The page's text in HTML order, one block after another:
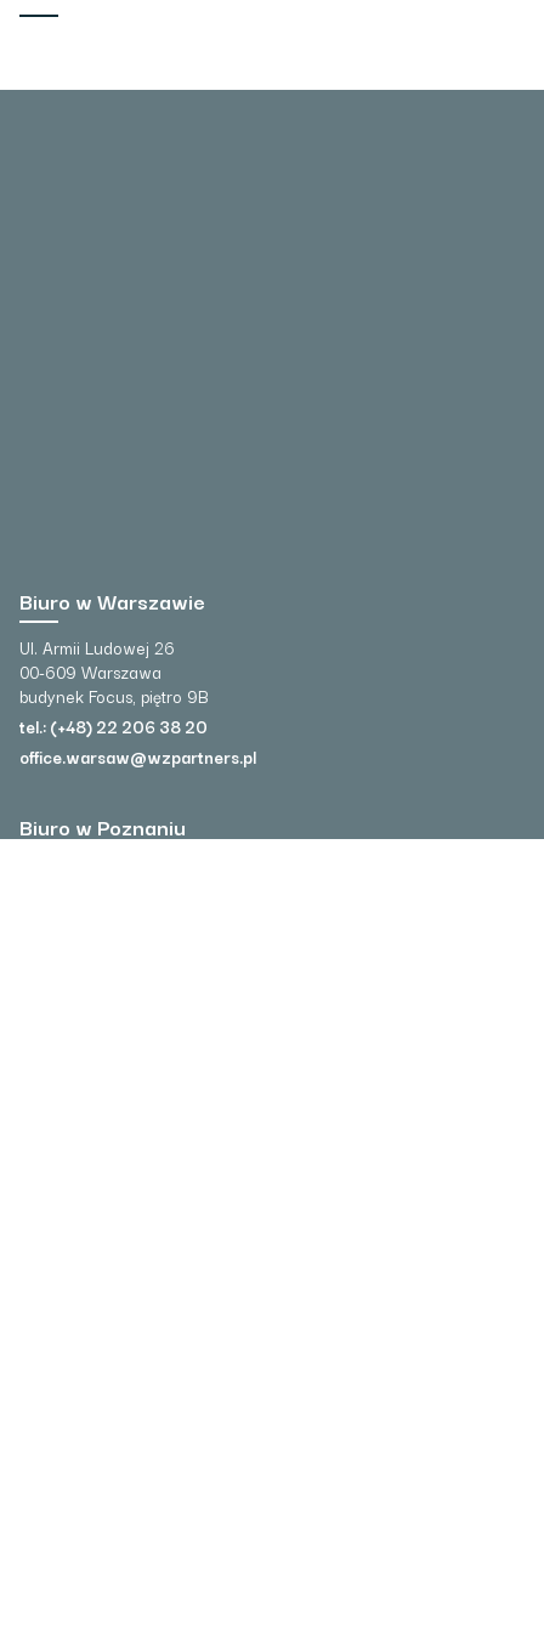
Biuro w Warszawie
Ul. Armii Ludowej 26
00-609 Warszawa
budynek Focus, piętro 9B
tel.: (+48) 22 206 38 20
office.warsaw@wzpartners.pl
Biuro w Poznaniu